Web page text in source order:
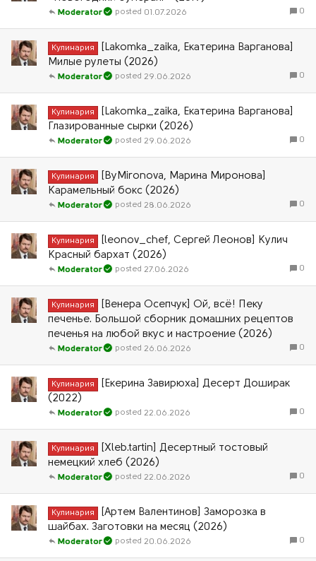
0
01.07.2026
Moderator
Кулинария
[Lakomka_zaika, Екатерина Варганова]
Милые рулеты (2026)
0
29.06.2026
Moderator
Кулинария
[Lakomka_zaika, Екатерина Варганова]
Глазированные сырки (2026)
0
29.06.2026
Moderator
Кулинария
[ByMironova, Марина Миронова]
Карамельный бокс (2026)
0
28.06.2026
Moderator
Кулинария
[leonov_chef, Сергей Леонов] Кулич
Красный бархат (2026)
0
27.06.2026
Moderator
Кулинария
[Венера Осепчук] Ой, всё! Пеку
печенье. Большой сборник домашних рецептов
печенья на любой вкус и настроение (2026)
0
26.06.2026
Moderator
Кулинария
[Екерина Завирюха] Десерт Доширак
(2022)
0
22.06.2026
Moderator
Кулинария
[Xleb.tartin] Десертный тостовый
немецкий хлеб (2026)
0
22.06.2026
Moderator
Кулинария
[Артем Валентинов] Заморозка в
шайбах. Заготовки на месяц (2026)
0
20.06.2026
Moderator